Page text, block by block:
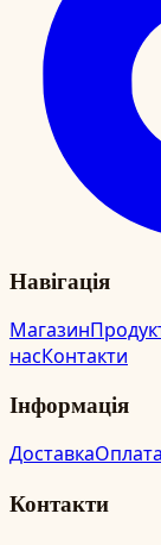
Навігація
Магазин
насКонтакти
Інформація
ДоставкаОплата
Контакти